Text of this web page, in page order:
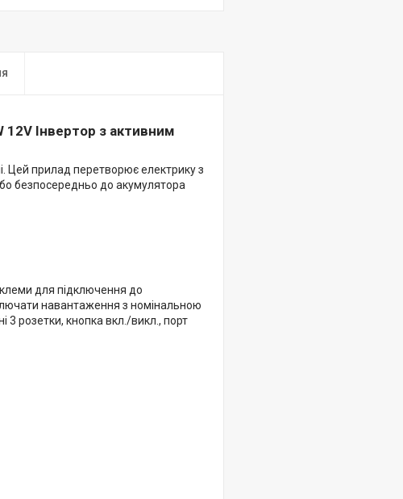
12V Інвертор з активним
Цей прилад перетворює електрику з
безпосередньо до акумулятора
для підключення до
навантаження з номінальною
3 розетки, кнопка вкл./викл., порт